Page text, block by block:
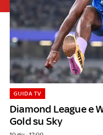
Diamond League e
Gold su Sky
GUIDA TV